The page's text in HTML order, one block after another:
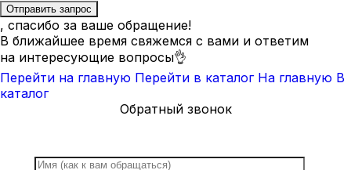
, спасибо за ваше обращение!
В ближайшее время свяжемся с вами и ответим
на интересующие вопросы👌
Перейти на главную Перейти в каталог На главную В
каталог
Обратный звонок